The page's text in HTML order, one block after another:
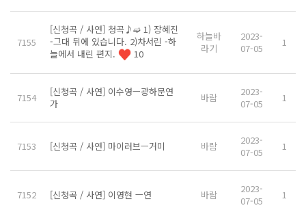
7155
[신청곡 / 사연] 청곡♪➫ 1) 장혜진
-그대 뒤에 있습니다. 2)차서린 -하
늘에서 내린 편지.
10
하늘바
라기
2023-
07-05
1
7154
[신청곡 / 사연] 이수영ㅡ광하문연
가
바람
2023-
07-05
1
7153 [신청곡 / 사연] 마이러브ㅡ거미 바람
2023-
07-05
1
7152 [신청곡 / 사연] 이영현 ㅡ연 바람
2023-
07-05
1